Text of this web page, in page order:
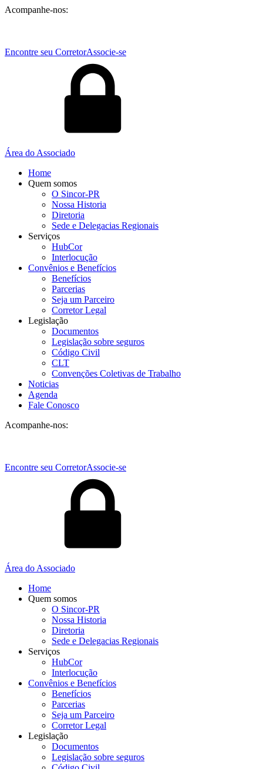
Acompanhe-nos:
Encontre seu CorretorAssocie-se
Área do Associado
Home
Quem somos
O Sincor-PR
Nossa Historia
Diretoria
Sede e Delegacias Regionais
Serviços
HubCor
Interlocução
Convênios e Benefícios
Benefícios
Parcerias
Seja um Parceiro
Corretor Legal
Legislação
Documentos
Legislação sobre seguros
Código Civil
CLT
Convenções Coletivas de Trabalho
Noticias
Agenda
Fale Conosco
Acompanhe-nos:
Encontre seu CorretorAssocie-se
Área do Associado
Home
Quem somos
O Sincor-PR
Nossa Historia
Diretoria
Sede e Delegacias Regionais
Serviços
HubCor
Interlocução
Convênios e Benefícios
Benefícios
Parcerias
Seja um Parceiro
Corretor Legal
Legislação
Documentos
Legislação sobre seguros